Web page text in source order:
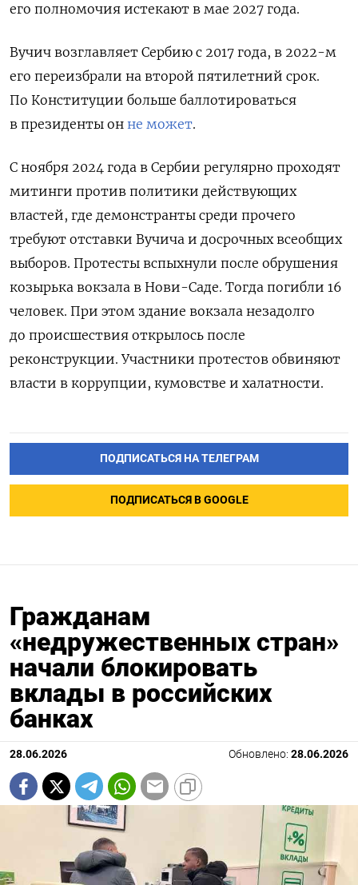
его полномочия истекают в мае 2027 года.
Вучич возглавляет Сербию с 2017 года, в 2022-м
его переизбрали на второй пятилетний срок.
По Конституции больше баллотироваться
в президенты он не может.
С ноября 2024 года в Сербии регулярно проходят
митинги против политики действующих
властей, где демонстранты среди прочего
требуют отставки Вучича и досрочных всеобщих
выборов. Протесты вспыхнули после обрушения
козырька вокзала в Нови-Саде. Тогда погибли 16
человек. При этом здание вокзала незадолго
до происшествия открылось после
реконструкции. Участники протестов обвиняют
власти в коррупции, кумовстве и халатности.
ПОДПИСАТЬСЯ НА ТЕЛЕГРАМ
ПОДПИСАТЬСЯ В GOOGLE
Гражданам
«недружественных стран»
начали блокировать
вклады в российских
банках
28.06.2026 Обновлено: 28.06.2026